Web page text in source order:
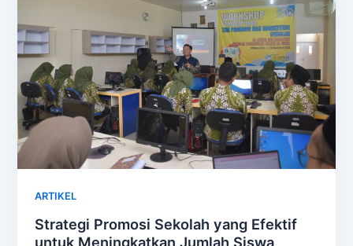
ARTIKEL
Strategi Promosi Sekolah yang Efektif
untuk Meningkatkan Jumlah Siswa